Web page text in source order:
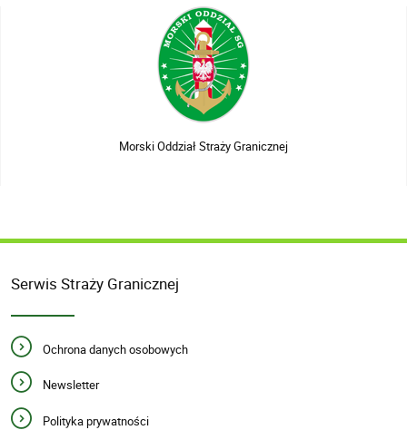
Morski Oddział Straży Granicznej
Serwis Straży Granicznej
Ochrona danych osobowych
Newsletter
Polityka prywatności